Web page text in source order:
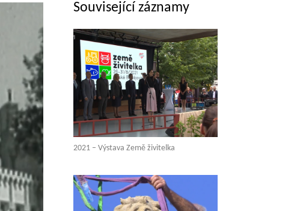
Související záznamy
2021 – Výstava Země živitelka